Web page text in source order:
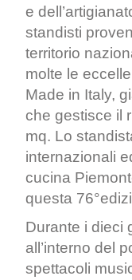
e
standisti
territorio
molte le
Made in Italy,
che gestisce il
mq. Lo
internazionali
cucina
questa
Durante i dieci
all’interno del
spettacoli